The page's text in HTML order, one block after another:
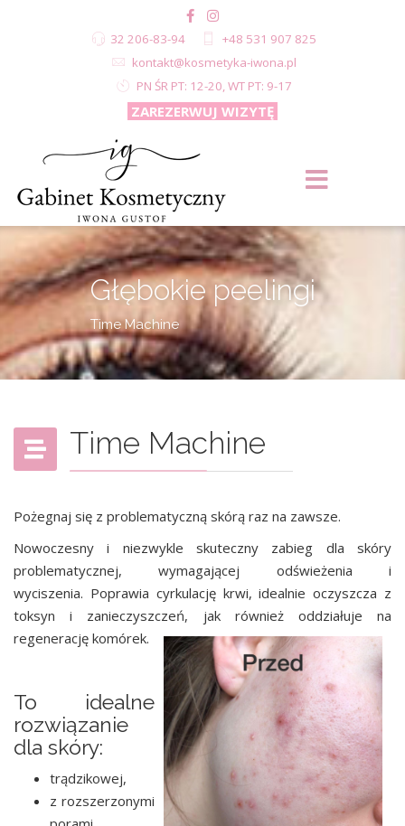
32 206-83-94
+48 531 907 825
kontakt@kosmetyka-iwona.pl
PN ŚR PT: 12-20, WT PT: 9-17
ZAREZERWUJ WIZYTĘ
Głębokie peelingi
Time Machine
Time Machine
Pożegnaj się z problematyczną skórą raz na zawsze.
Nowoczesny i niezwykle skuteczny zabieg dla skóry
problematycznej, wymagającej odświeżenia i
wyciszenia. Poprawia cyrkulację krwi, idealnie oczyszcza z
toksyn i zanieczyszczeń, jak również oddziałuje na
regenerację komórek.
To idealne
rozwiązanie
dla skóry:
trądzikowej,
z rozszerzonymi